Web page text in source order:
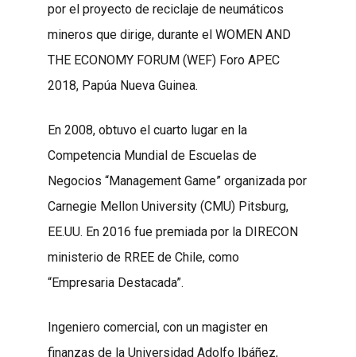
por el proyecto de reciclaje de neumáticos
mineros que dirige, durante el WOMEN AND
THE ECONOMY FORUM (WEF) Foro APEC
2018, Papúa Nueva Guinea.
En 2008, obtuvo el cuarto lugar en la
Competencia Mundial de Escuelas de
Negocios “Management Game” organizada por
Carnegie Mellon University (CMU) Pitsburg,
EE.UU. En 2016 fue premiada por la DIRECON
ministerio de RREE de Chile, como
“Empresaria Destacada”.
Ingeniero comercial, con un magister en
finanzas de la Universidad Adolfo Ibáñez,